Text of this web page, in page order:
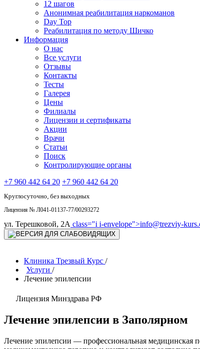
12 шагов
Анонимная реабилитация наркоманов
Day Top
Реабилитация по методу Шичко
Информация
О нас
Все услуги
Отзывы
Контакты
Тесты
Галерея
Цены
Филиалы
Лицензии и сертификаты
Акции
Врачи
Статьи
Поиск
Контролирующие органы
+7 960 442 64 20 +7 960 442 64 20
Круглосуточно, без выходных
Лицензия № Л041-01137-77/00293272
ул. Терешковой, 2А class="i i-envelope">info@trezviy-
Клиника Трезвый Курс /
Услуги /
Лечение эпилепсии
Лицензия Минздрава РФ
Лечение эпилепсии в Заполярном
Лечение эпилепсии — профессиональная медицинская